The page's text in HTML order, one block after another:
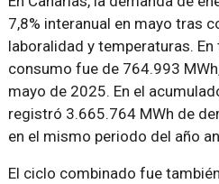
7,8% interanual en mayo tras
laboralidad y temperaturas.
consumo fue de 764.993
mayo de 2025. En el
registró 3.665.764 MWh de
en el mismo periodo del año
El ciclo combinado fue